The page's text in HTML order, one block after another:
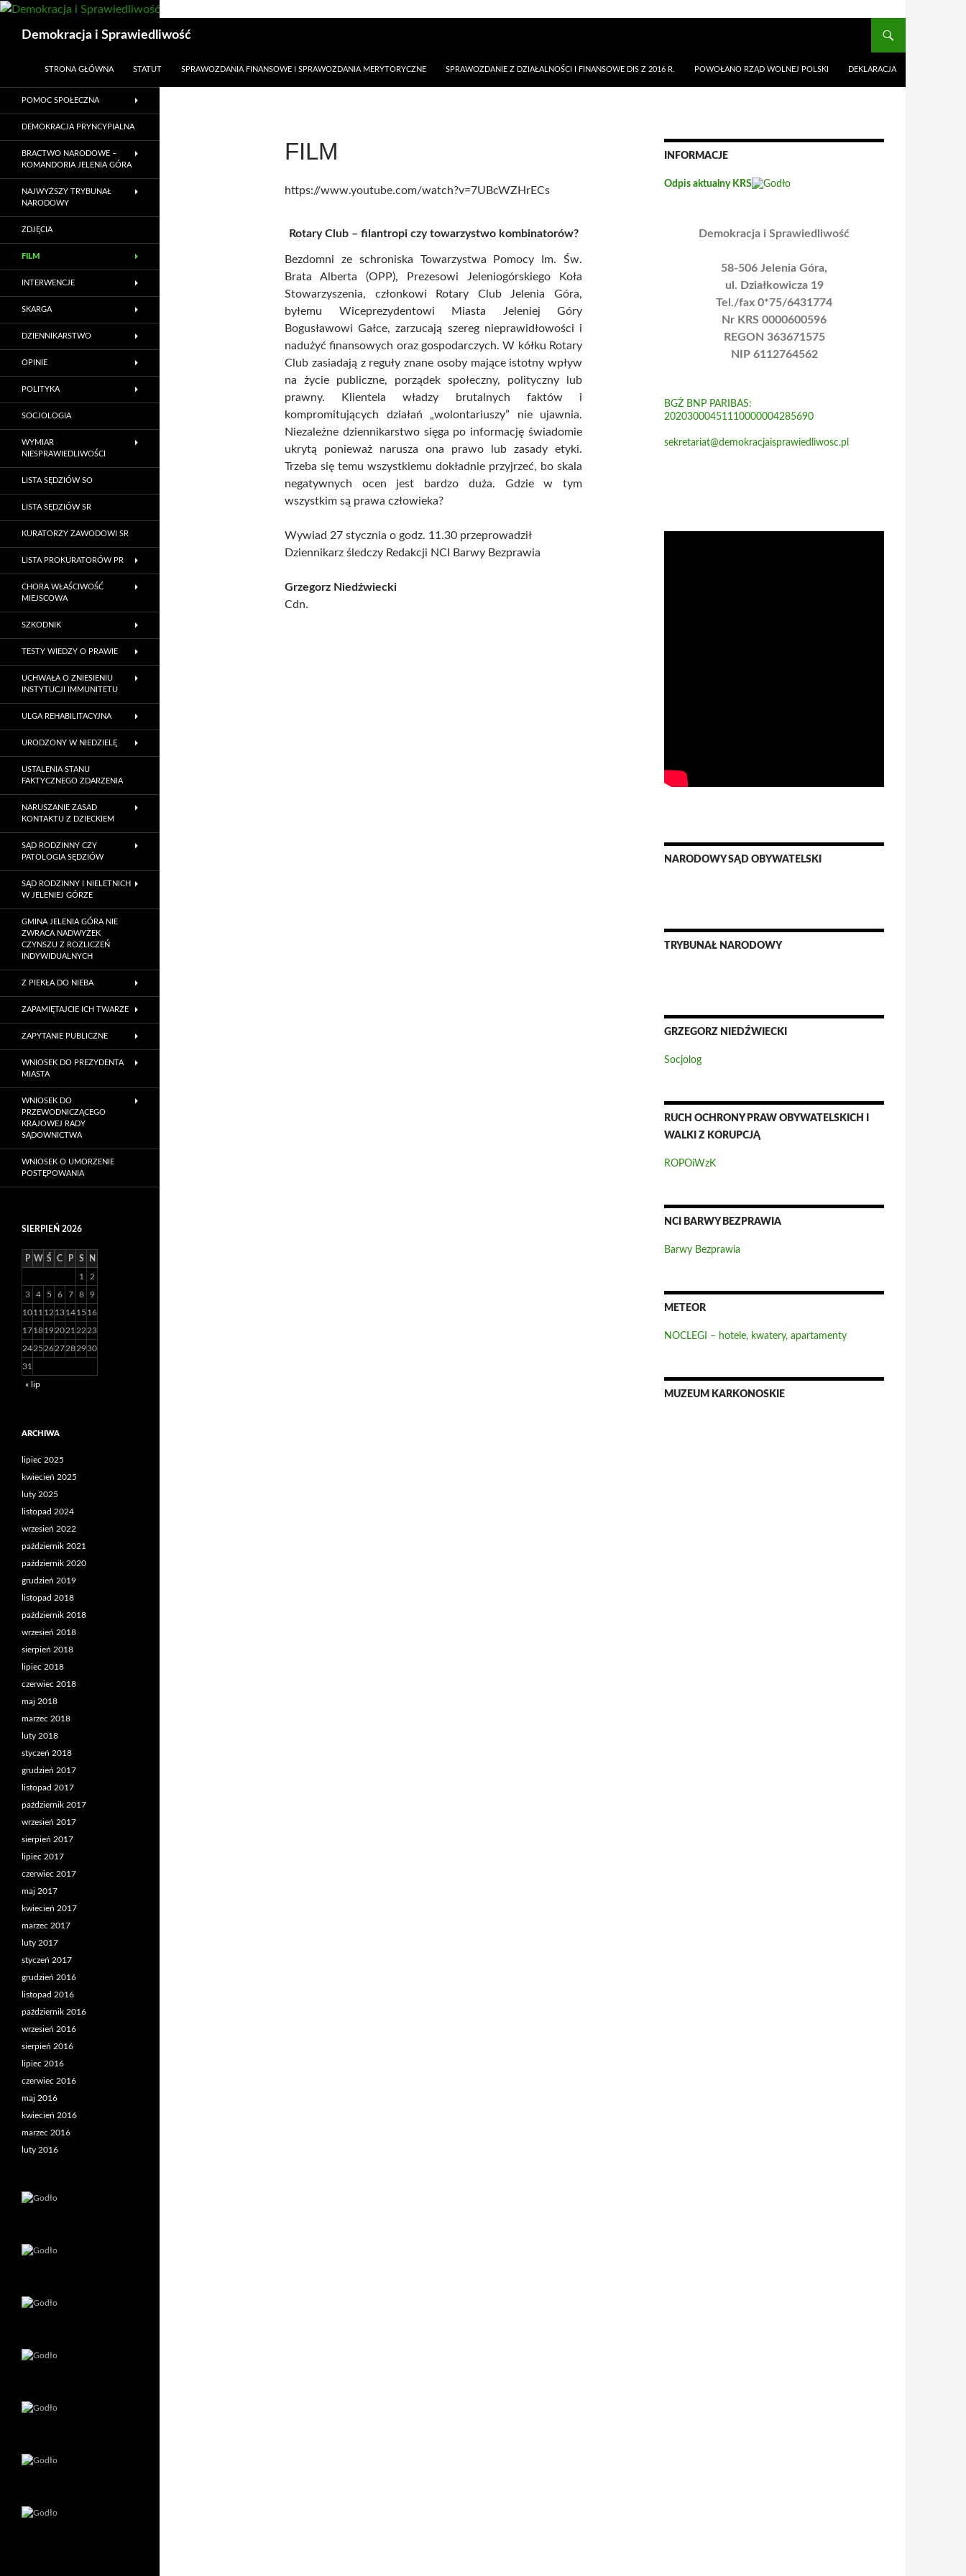
Przejdź
treści
Demokracja i Sprawiedliwość
STRONA GŁÓWNA STATUT SPRAWOZDANIA FINANSOWE I SPRAWOZDANIA MERYTORYCZNE SPRAWOZDANIE Z DZIAŁALNOŚCI I FINANSOWE DIS Z 2016 R. POWOŁANO RZĄD WOLNEJ POLSKI DEKLARACJA
FILM
https://www.youtube.com/watch?v=7UBcWZHrECs
Rotary Club – filantropi czy towarzystwo kombinatorów?
Bezdomni ze schroniska Towarzystwa Pomocy Im. Św.
Brata Alberta (OPP), Prezesowi Jeleniogórskiego Koła
Stowarzyszenia, członkowi Rotary Club Jelenia Góra,
byłemu Wiceprezydentowi Miasta Jeleniej Góry
Bogusławowi Gałce, zarzucają szereg nieprawidłowości i
nadużyć finansowych oraz gospodarczych. W kółku Rotary
Club zasiadają z reguły znane osoby mające istotny wpływ
na życie publiczne, porządek społeczny, polityczny lub
prawny. Klientela władzy brutalnych faktów i
kompromitujących działań „wolontariuszy” nie ujawnia.
Niezależne dziennikarstwo sięga po informację świadomie
ukrytą ponieważ narusza ona prawo lub zasady etyki.
Trzeba się temu wszystkiemu dokładnie przyjrzeć, bo skala
negatywnych ocen jest bardzo duża. Gdzie w tym
wszystkim są prawa człowieka?
Wywiad 27 stycznia o godz. 11.30 przeprowadził
Dziennikarz śledczy Redakcji NCI Barwy Bezprawia
Grzegorz Niedźwiecki
Cdn.
INFORMACJE
Odpis aktualny KRS
Demokracja i Sprawiedliwość
58-506 Jelenia Góra,
ul. Działkowicza 19
Tel./fax 0*75/6431774
Nr KRS 0000600596
REGON 363671575
NIP 6112764562
BGŻ BNP PARIBAS:
20203000451110000004285690
sekretariat@demokracjaisprawiedliwosc.pl
NARODOWY SĄD OBYWATELSKI
TRYBUNAŁ NARODOWY
GRZEGORZ NIEDŹWIECKI
Socjolog
RUCH OCHRONY PRAW OBYWATELSKICH I
WALKI Z KORUPCJĄ
ROPOiWzK
NCI BARWY BEZPRAWIA
Barwy Bezprawia
METEOR
NOCLEGI – hotele, kwatery, apartamenty
MUZEUM KARKONOSKIE
POMOC SPOŁECZNA
DEMOKRACJA PRYNCYPIALNA
BRACTWO NARODOWE –
KOMANDORIA JELENIA GÓRA
NAJWYŻSZY TRYBUNAŁ
NARODOWY
ZDJĘCIA
FILM
INTERWENCJE
SKARGA
DZIENNIKARSTWO
OPINIE
POLITYKA
SOCJOLOGIA
WYMIAR
NIESPRAWIEDLIWOŚCI
LISTA SĘDZIÓW SO
LISTA SĘDZIÓW SR
KURATORZY ZAWODOWI SR
LISTA PROKURATORÓW PR
CHORA WŁAŚCIWOŚĆ
MIEJSCOWA
SZKODNIK
TESTY WIEDZY O PRAWIE
UCHWAŁA O ZNIESIENIU
INSTYTUCJI IMMUNITETU
ULGA REHABILITACYJNA
URODZONY W NIEDZIELĘ
USTALENIA STANU
FAKTYCZNEGO ZDARZENIA
NARUSZANIE ZASAD
KONTAKTU Z DZIECKIEM
SĄD RODZINNY CZY
PATOLOGIA SĘDZIÓW
SĄD RODZINNY I NIELETNICH
W JELENIEJ GÓRZE
GMINA JELENIA GÓRA NIE
ZWRACA NADWYŻEK
CZYNSZU Z ROZLICZEŃ
INDYWIDUALNYCH
Z PIEKŁA DO NIEBA
ZAPAMIĘTAJCIE ICH TWARZE
ZAPYTANIE PUBLICZNE
WNIOSEK DO PREZYDENTA
MIASTA
WNIOSEK DO
PRZEWODNICZĄCEGO
KRAJOWEJ RADY
SĄDOWNICTWA
WNIOSEK O UMORZENIE
POSTĘPOWANIA
SIERPIEŃ 2026
P W Ś C P S N
1 2
3 4 5 6 7 8 9
1011 12 131415 16
1718192021 22 23
2425 2627282930
31
« lip
ARCHIWA
lipiec 2025
kwiecień 2025
luty 2025
listopad 2024
wrzesień 2022
październik 2021
październik 2020
grudzień 2019
listopad 2018
październik 2018
wrzesień 2018
sierpień 2018
lipiec 2018
czerwiec 2018
maj 2018
marzec 2018
luty 2018
styczeń 2018
grudzień 2017
listopad 2017
październik 2017
wrzesień 2017
sierpień 2017
lipiec 2017
czerwiec 2017
maj 2017
kwiecień 2017
marzec 2017
luty 2017
styczeń 2017
grudzień 2016
listopad 2016
październik 2016
wrzesień 2016
sierpień 2016
lipiec 2016
czerwiec 2016
maj 2016
kwiecień 2016
marzec 2016
luty 2016